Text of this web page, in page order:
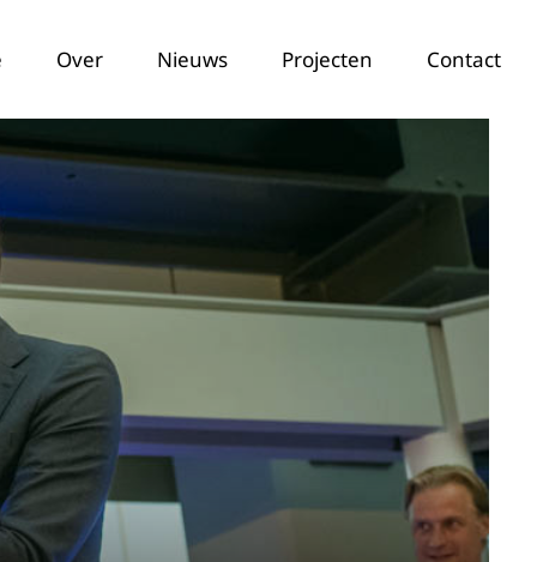
Over Nieuws Projecten Contact